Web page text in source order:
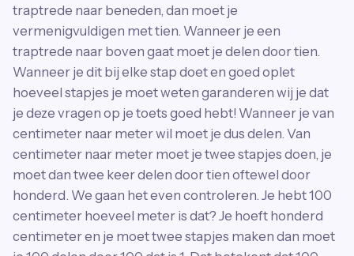
traptrede naar beneden, dan moet je
vermenigvuldigen met tien. Wanneer je een
traptrede naar boven gaat moet je delen door tien.
Wanneer je dit bij elke stap doet en goed oplet
hoeveel stapjes je moet weten garanderen wij je dat
je deze vragen op je toets goed hebt! Wanneer je van
centimeter naar meter wil moet je dus delen. Van
centimeter naar meter moet je twee stapjes doen, je
moet dan twee keer delen door tien oftewel door
honderd. We gaan het even controleren. Je hebt 100
centimeter hoeveel meter is dat? Je hoeft honderd
centimeter en je moet twee stapjes maken dan moet